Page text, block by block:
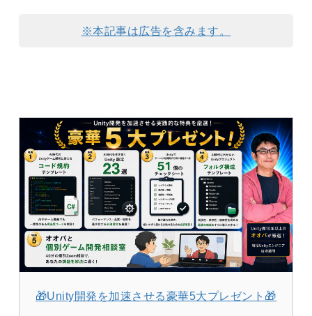
※本記事は広告を含みます。
🎁Unity開発を加速させる豪華5大プレゼント🎁